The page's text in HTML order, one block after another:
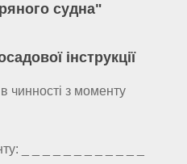
судна"
інструкції
чинності з моменту
_ _ _ _ _ _ _ _ _ _ _ _